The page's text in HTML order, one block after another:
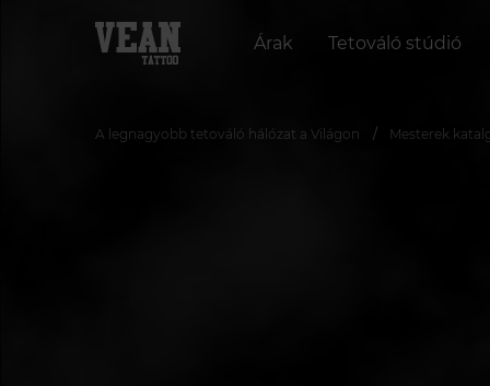
Árak Tetováló stúdió
A legnagyobb tetováló hálózat a Világon Mesterek